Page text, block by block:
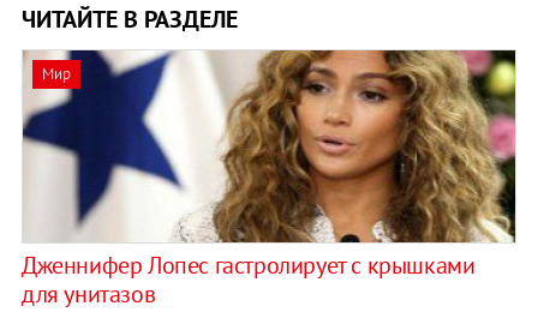
ЧИТАЙТЕ В РАЗДЕЛЕ
Мир
Дженнифер Лопес гастролирует с крышками
для унитазов